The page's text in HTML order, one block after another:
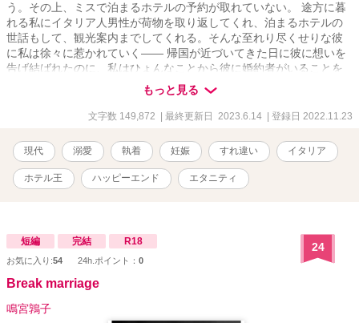
う。その上、ミスで泊まるホテルの予約が取れていない。 途方に暮
れる私にイタリア人男性が荷物を取り返してくれ、泊まるホテルの
世話もして、観光案内までしてくれる。そんな至れり尽くせりな彼
に私は徐々に惹かれていく―― 帰国が近づいてきた日に彼に想いを
告げ結ばれたのに、私はひょんなことから彼に婚約者がいることを
知る。 彼の邪魔にならないように、辛いけど諦めようと心に決め、
私は彼が眠っているうちに逃げるようにホテルをあとにした。 けれ
ど、帰国してしばらく経ったころに妊娠していることに気づいた私
に現れた―― 戸惑う私を「もう絶対に離さない」と力強く抱き締
め、離れていた時間を埋めるように絶えず愛を注いでくれる彼に身
も心も落ちていく。
もっと見る
文字数 149,872 | 最終更新日 2023.6.14 | 登録日 2022.11.23
現代 溺愛 執着 妊娠 すれ違い イタリア
ホテル王 ハッピーエンド エタニティ
短編 完結 R18
お気に入り:54 24h.ポイント： 0
24
Break marriage
鳴宮鶉子